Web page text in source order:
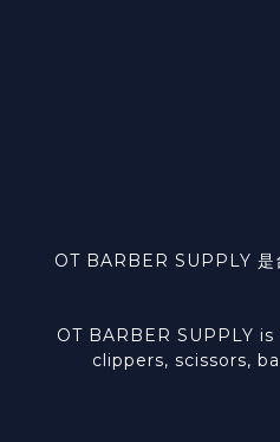
OT BARBER SUPPLY 是
OT BARBER SUPPLY
clippers, scissors,